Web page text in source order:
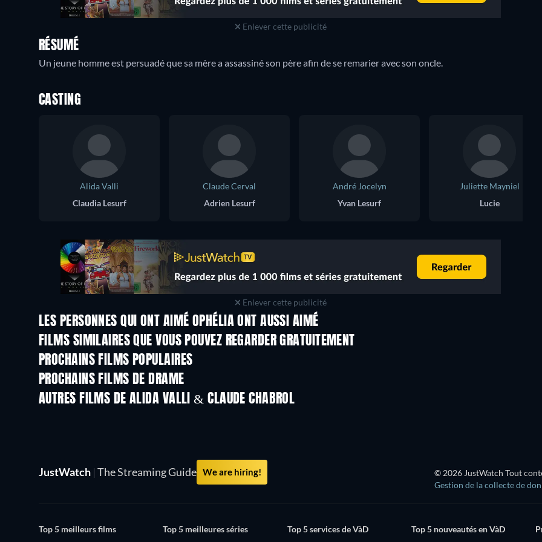
Enlever cette publicité
RÉSUMÉ
Un jeune homme est persuadé que sa mère a assassiné son père afin de se remarier avec son oncle.
CASTING
Alida Valli
Claudia Lesurf
Claude Cerval
Adrien Lesurf
André Jocelyn
Yvan Lesurf
Juliette Mayniel
Lucie
Enlever cette publicité
LES PERSONNES QUI ONT AIMÉ OPHÉLIA ONT AUSSI AIMÉ
FILMS SIMILAIRES QUE VOUS POUVEZ REGARDER GRATUITEMENT
PROCHAINS FILMS POPULAIRES
PROCHAINS FILMS DE DRAME
AUTRES FILMS DE ALIDA VALLI & CLAUDE CHABROL
JustWatch | The Streaming Guide We are hiring! © 2026 JustWatch Tout
Gestion de la collecte de
Top 5 meilleurs films Top 5 meilleures séries Top 5 services de VàD Top 5 nouveautés en VàD